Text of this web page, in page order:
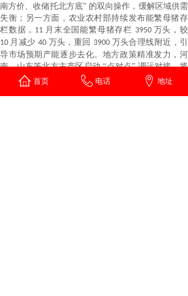
南方价、收储托北方底” 的双向操作，缓解区域供需
失衡；另一方面，农业农村部持续发布能繁母猪存
栏数据， 11 月末全国能繁母猪存栏 3950 万头，较
10 月减少40 万头，重回 3900 万头合理线附近，引
导市场预期产能逐步去化。地方政策精准发力，河
南、山东等北方主产区启动 “点对点” 调运对接，将
过剩产能定向输送至南方销区，进一步缩小区域价
首页 电话 地址